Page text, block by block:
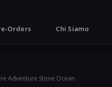
Orders Chi Siamo
Adventure Stone Ocean